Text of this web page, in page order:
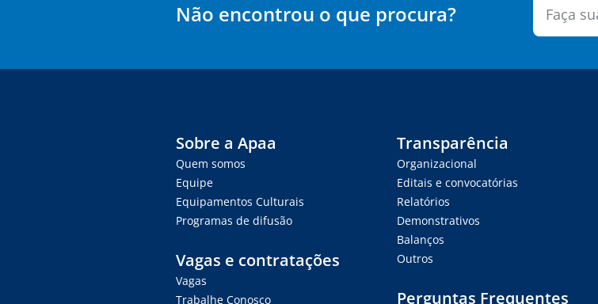
Não encontrou o que procura?
Sobre a Apaa
Quem somos
Equipe
Equipamentos Culturais
Programas de difusão
Vagas e contratações
Vagas
Trabalhe Conosco
Transparência
Organizacional
Editais e convocatórias
Relatórios
Demonstrativos
Balanços
Outros
Perguntas Frequentes